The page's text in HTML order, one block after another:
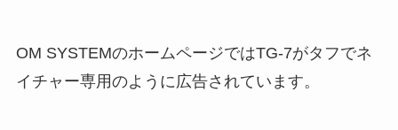
OM SYSTEMのホームページではTG-7がタフでネ
イチャー専用のように広告されています。